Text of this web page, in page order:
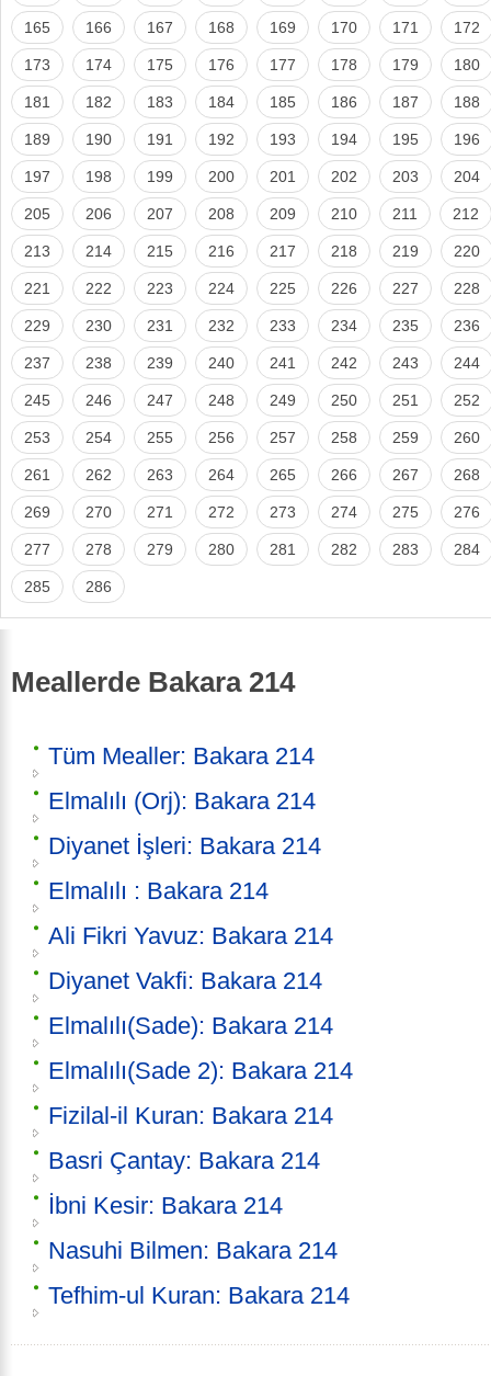
165 166 167 168 169 170 171 172
173 174 175 176 177 178 179 180
181 182 183 184 185 186 187 188
189 190 191 192 193 194 195 196
197 198 199 200 201 202 203 204
205 206 207 208 209 210 211 212
213 214 215 216 217 218 219 220
221 222 223 224 225 226 227 228
229 230 231 232 233 234 235 236
237 238 239 240 241 242 243 244
245 246 247 248 249 250 251 252
253 254 255 256 257 258 259 260
261 262 263 264 265 266 267 268
269 270 271 272 273 274 275 276
277 278 279 280 281 282 283 284
285 286
Meallerde Bakara 214
Tüm Mealler: Bakara 214
Elmalılı (Orj): Bakara 214
Diyanet İşleri: Bakara 214
Elmalılı : Bakara 214
Ali Fikri Yavuz: Bakara 214
Diyanet Vakfi: Bakara 214
Elmalılı(Sade): Bakara 214
Elmalılı(Sade 2): Bakara 214
Fizilal-il Kuran: Bakara 214
Basri Çantay: Bakara 214
İbni Kesir: Bakara 214
Nasuhi Bilmen: Bakara 214
Tefhim-ul Kuran: Bakara 214